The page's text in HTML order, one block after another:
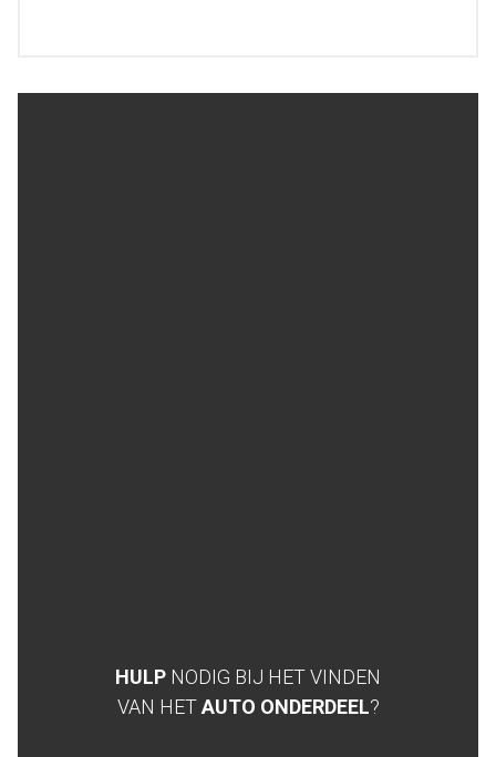
HULP NODIG BIJ HET VINDEN
VAN HETAUTO ONDERDEEL?